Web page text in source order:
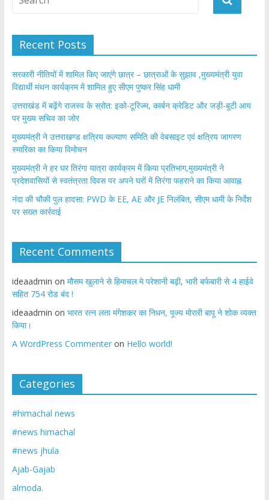
Recent Posts
सरकारी नीतियों में शामिल किए जाएंगे छात्र – छात्राओं के सुझाव ,मुख्यमंत्री युवा
विद्यार्थी मंथन कार्यक्रम में शामिल हुए सीएम पुष्कर सिंह धामी
उत्तराखंड में बढ़ेंगे राजस्व के स्रोत: इको-टूरिज्म, कार्बन क्रेडिट और जड़ी-बूटी आय
पर मुख्य सचिव का जोर
मुख्यमंत्री ने उत्तराखण्ड क्षत्रिय कल्याण समिति की वेबसाइट एवं क्षत्रिय जागरण
स्मारिका का किया विमोचन
मुख्यमंत्री ने हर घर तिरंगा यात्रा कार्यक्रम में किया प्रतिभाग,मुख्यमंत्री ने
प्रदेशवासियों से स्वतंत्रता दिवस पर अपने घरों में तिरंगा फहराने का किया आवाह्न
नंदा की चौकी पुल हादसा: PWD के EE, AE और JE निलंबित, सीएम धामी के निर्देश
पर सख्त कार्रवाई
Recent Comments
ideaadmin on मौसम खुलाने से हिमाचल मे परेशानी बढ़ी, भारी बर्फबारी से 4 हाईवे
सहित 754 रोड बंद !
ideaadmin on भारत रत्न लता मंगेशकर का निधन, पूज्य मोरारी बापू ने शोक व्यक्त
किया।
A WordPress Commenteron Hello world!
Categories
#himachal news
#news himachal
#news jhula
Ajab-Gajab
almoda.